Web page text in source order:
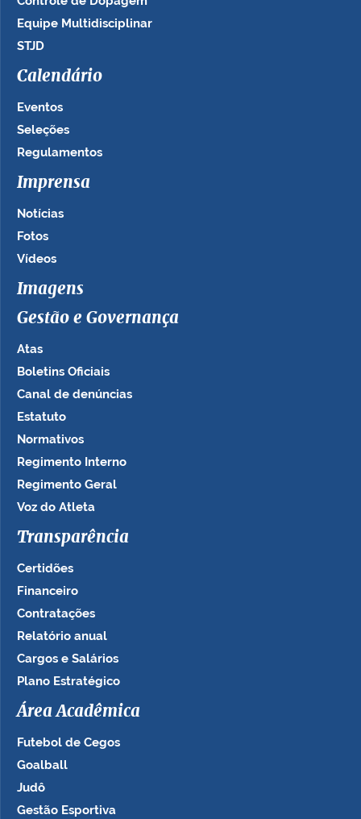
Equipe Multidisciplinar
STJD
Calendário
Eventos
Seleções
Regulamentos
Imprensa
Notícias
Fotos
Vídeos
Imagens
Gestão e Governança
Atas
Boletins Oficiais
Canal de denúncias
Estatuto
Normativos
Regimento Interno
Regimento Geral
Voz do Atleta
Transparência
Certidões
Financeiro
Contratações
Relatório anual
Cargos e Salários
Plano Estratégico
Área Acadêmica
Futebol de Cegos
Goalball
Judô
Gestão Esportiva